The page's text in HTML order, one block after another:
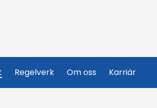
Regelverk Om oss Karriär